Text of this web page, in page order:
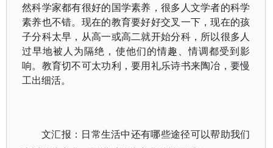
然科学家都有很好的国学素养，很多人文学者的科学
素养也不错。现在的教育要好好交叉一下，现在的孩
子分科太早，从高一或高二就开始分科，所以很多人
过早地被人为隔绝，使他们的情趣、情调都受到影
响。教育切不可太功利，要用礼乐诗书来陶冶，要慢
工出细活。
文汇报：日常生活中还有哪些途径可以帮助我们